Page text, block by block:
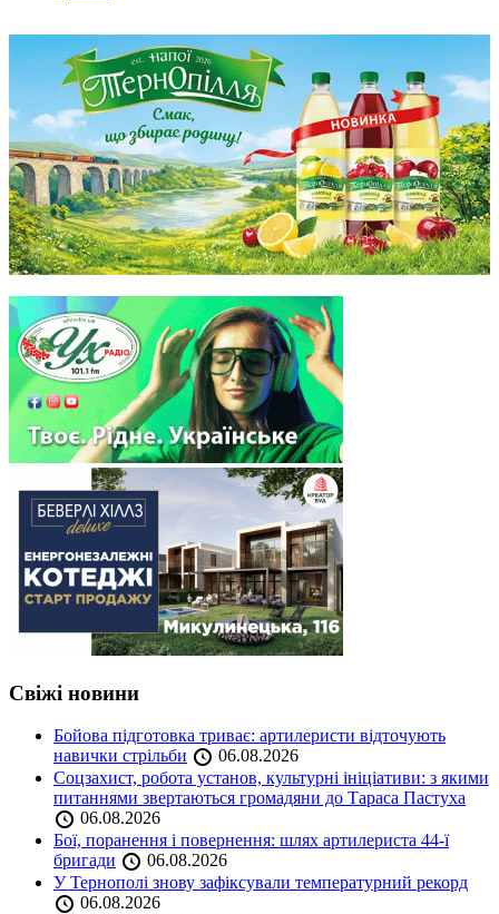
Свіжі новини
Бойова підготовка триває: артилеристи відточують
навички стрільби
06.08.2026
Соцзахист, робота установ, культурні ініціативи: з якими
питаннями звертаються громадяни до Тараса Пастуха
06.08.2026
Бої, поранення і повернення: шлях артилериста 44-ї
бригади
06.08.2026
У Тернополі знову зафіксували температурний рекорд
06.08.2026